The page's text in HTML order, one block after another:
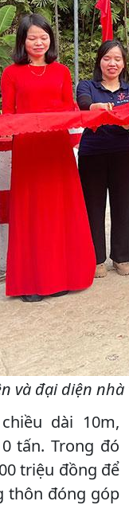
và đại diện
dài 10m,
tấn. Trong đó
triệu đồng để
thôn đóng góp